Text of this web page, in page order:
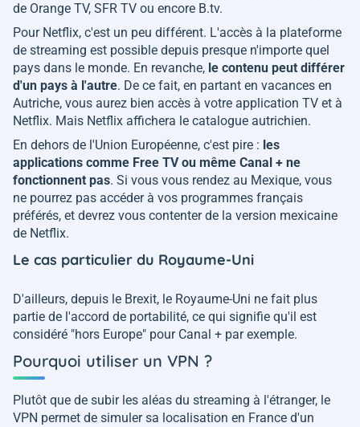
de Orange TV, SFR TV ou encore B.tv.
Pour Netflix, c'est un peu différent. L'accès à la plateforme
de streaming est possible depuis presque n'importe quel
pays dans le monde. En revanche, le contenu peut différer
d'un pays à l'autre. De ce fait, en partant en vacances en
Autriche, vous aurez bien accès à votre application TV et à
Netflix. Mais Netflix affichera le catalogue autrichien.
En dehors de l'Union Européenne, c'est pire : les
applications comme Free TV ou même Canal + ne
fonctionnent pas. Si vous vous rendez au Mexique, vous
ne pourrez pas accéder à vos programmes français
préférés, et devrez vous contenter de la version mexicaine
de Netflix.
Le cas particulier du Royaume-Uni
D'ailleurs, depuis le Brexit, le Royaume-Uni ne fait plus
partie de l'accord de portabilité, ce qui signifie qu'il est
considéré "hors Europe" pour Canal + par exemple.
Pourquoi utiliser un VPN ?
Plutôt que de subir les aléas du streaming à l'étranger, le
VPN permet de simuler sa localisation en France d'un